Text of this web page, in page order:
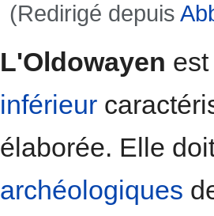
(Redirigé depuis
L'Oldowayen
inférieur
élaborée. Elle
archéologiques